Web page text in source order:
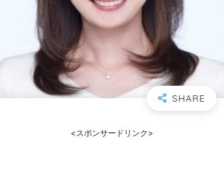
<スポンサードリンク>